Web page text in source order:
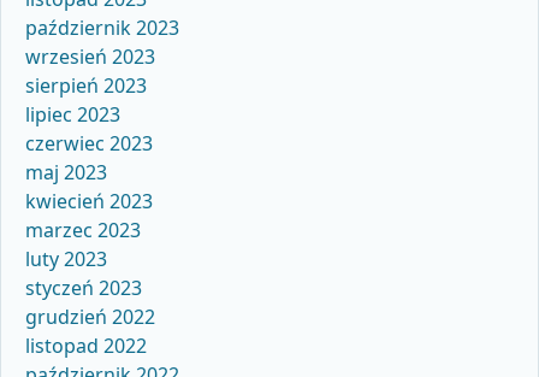
październik 2023
wrzesień 2023
sierpień 2023
lipiec 2023
czerwiec 2023
maj 2023
kwiecień 2023
marzec 2023
luty 2023
styczeń 2023
grudzień 2022
listopad 2022